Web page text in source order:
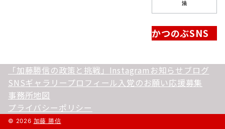
法
かつのぶSNS
「加藤勝信の政策と挑戦」 Instagram お知らせ ブログ
SNSギャラリープロフィール 入党のお願い応援募集
事務所地図
プライバシーポリシー
© 2026 加藤 勝信